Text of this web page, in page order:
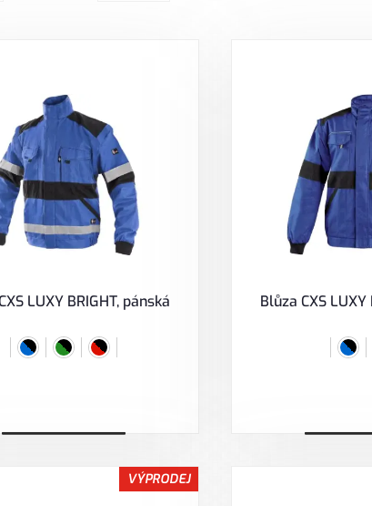
LUXY BRIGHT, pánská Blůza CXS
VÝPRODEJ